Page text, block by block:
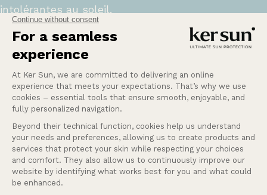
intolérantes au soleil.
En savoir plus
Une Question ?
Nos services
Entreprise